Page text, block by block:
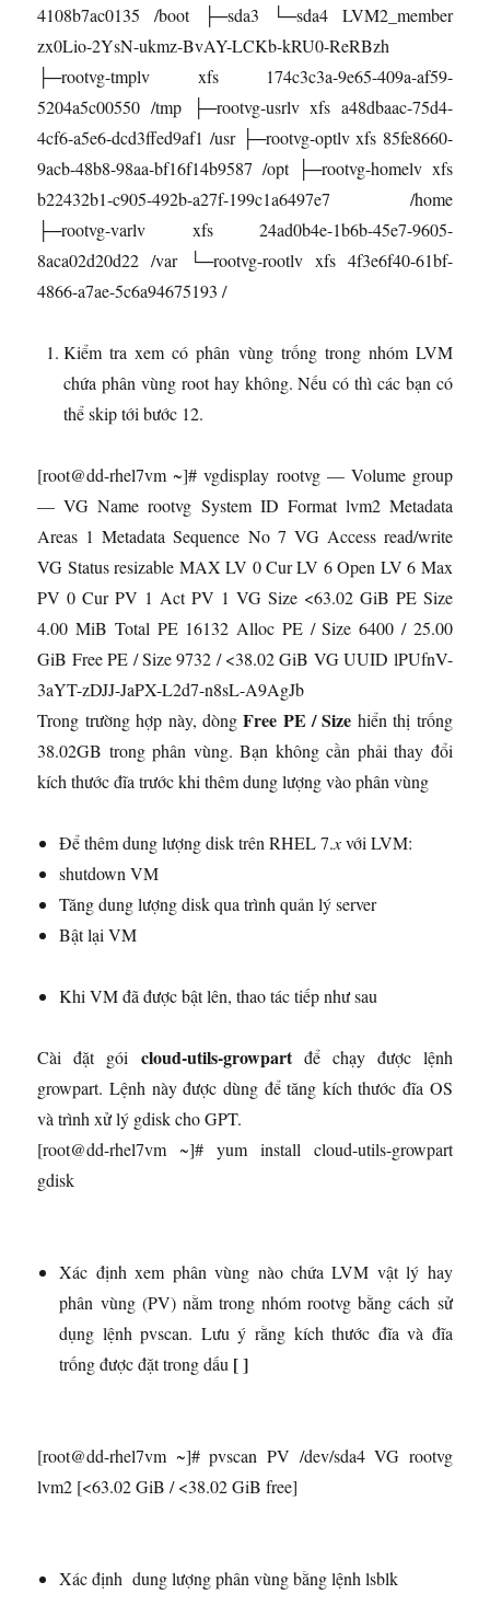
4108b7ac0135 /boot ├─sda3 └─sda4 LVM2_member
zx0Lio-2YsN-ukmz-BvAY-LCKb-kRU0-ReRBzh
├─rootvg-tmplv xfs 174c3c3a-9e65-409a-af59-
5204a5c00550 /tmp ├─rootvg-usrlv xfs a48dbaac-75d4-
4cf6-a5e6-dcd3ffed9af1 /usr ├─rootvg-optlv xfs 85fe8660-
9acb-48b8-98aa-bf16f14b9587 /opt ├─rootvg-homelv xfs
b22432b1-c905-492b-a27f-199c1a6497e7 /home
├─rootvg-varlv xfs 24ad0b4e-1b6b-45e7-9605-
8aca02d20d22 /var └─rootvg-rootlv xfs 4f3e6f40-61bf-
4866-a7ae-5c6a94675193 /
Kiểm tra xem có phân vùng trống trong nhóm LVM
chứa phân vùng root hay không. Nếu có thì các bạn có
thể skip tới bước 12.
[root@dd-rhel7vm ~]# vgdisplay rootvg — Volume group
— VG Name rootvg System ID Format lvm2 Metadata
Areas 1 Metadata Sequence No 7 VG Access read/write
VG Status resizable MAX LV 0 Cur LV 6 Open LV 6 Max
PV 0 Cur PV 1 Act PV 1 VG Size <63.02 GiB PE Size
4.00 MiB Total PE 16132 Alloc PE / Size 6400 / 25.00
GiB Free PE / Size 9732 / <38.02 GiB VG UUID lPUfnV-
3aYT-zDJJ-JaPX-L2d7-n8sL-A9AgJb
Trong trường hợp này, dòngFree PE / Size hiển thị trống
38.02GB trong phân vùng. Bạn không cần phải thay đổi
kích thước đĩa trước khi thêm dung lượng vào phân vùng
Để thêm dung lượng disk trên RHEL 7.xvới LVM:
shutdown VM
Tăng dung lượng disk qua trình quản lý server
Bật lại VM
Khi VM đã được bật lên, thao tác tiếp như sau
Cài đặt gói cloud-utils-growpartđể chạy được lệnh
growpart. Lệnh này được dùng để tăng kích thước đĩa OS
và trình xử lý gdisk cho GPT.
[root@dd-rhel7vm ~]# yum install cloud-utils-growpart
gdisk
Xác định xem phân vùng nào chứa LVM vật lý hay
phân vùng (PV) nằm trong nhóm rootvg bằng cách sử
dụng lệnh pvscan. Lưu ý rằng kích thước đĩa và đĩa
trống được đặt trong dấu [ ]
[root@dd-rhel7vm ~]# pvscan PV /dev/sda4 VG rootvg
lvm2 [<63.02 GiB / <38.02 GiB free]
Xác định dung lượng phân vùng bằng lệnh lsblk